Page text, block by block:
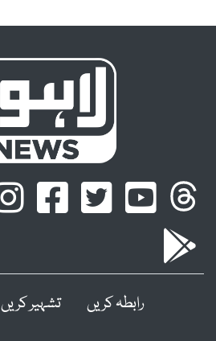
رابطہ کریں تشہیر کریں